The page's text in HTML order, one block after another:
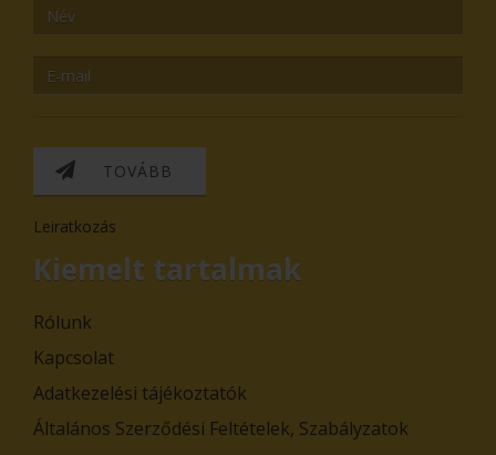
TOVÁBB
Leiratkozás
Kiemelt tartalmak
Rólunk
Kapcsolat
Adatkezelési tájékoztatók
Általános Szerződési Feltételek, Szabályzatok